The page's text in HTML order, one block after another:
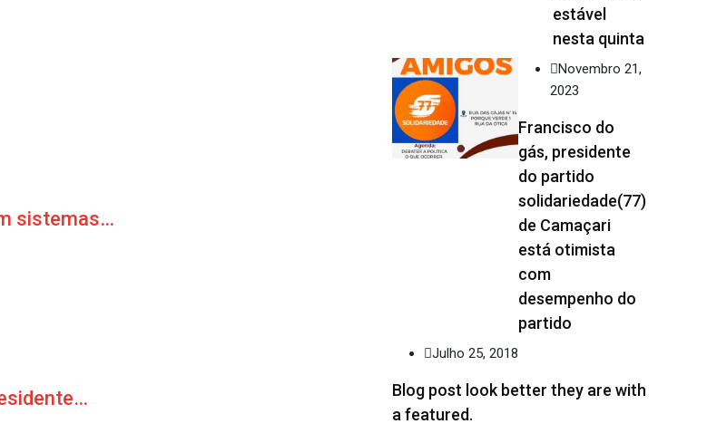
sistemas…
estável
nesta quinta
Novembro 21,
2023
Francisco do
gás, presidente
do partido
solidariedade(77)
de Camaçari
está otimista
com
desempenho do
partido
Julho 25, 2018
Blog post look better they are with
a featured.